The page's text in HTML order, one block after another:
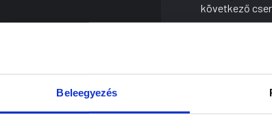
Beleegyezés
következő
Az autót a
Gyakran